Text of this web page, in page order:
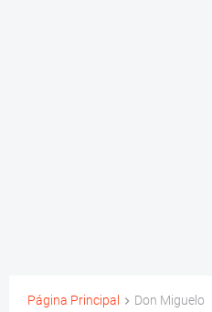
Página Principal Don Miguelo